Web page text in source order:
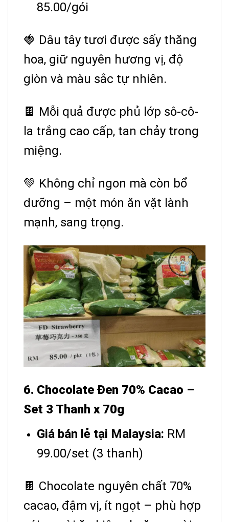
85.00/gói
🍓 Dâu tây tươi được sấy thăng
hoa, giữ nguyên hương vị, độ
giòn và màu sắc tự nhiên.
🍫 Mỗi quả được phủ lớp sô-cô-
la trắng cao cấp, tan chảy trong
miệng.
💚 Không chỉ ngon mà còn bổ
dưỡng – một món ăn vặt lành
mạnh, sang trọng.
6. Chocolate Đen 70% Cacao –
Set 3 Thanh x 70g
Giá bán lẻ tại Malaysia: RM
99.00/set (3 thanh)
🍫 Chocolate nguyên chất 70%
cacao, đậm vị, ít ngọt – phù hợp